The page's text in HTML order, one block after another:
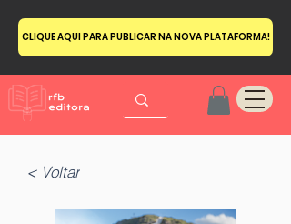
CLIQUE AQUI PARA PUBLICAR NA NOVA PLATAFORMA!
< Voltar